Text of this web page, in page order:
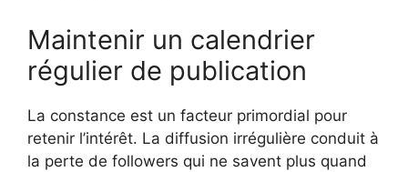
Maintenir un calendrier
régulier de publication
La constance est un facteur primordial pour
retenir l’intérêt. La diffusion irrégulière conduit à
la perte de followers qui ne savent plus quand